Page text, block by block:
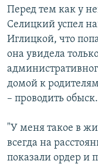
Перед тем как у
Селицкий успел
Иглицкой, что
она увидела
домой к
– проводить обыск.
"У меня такое в
всегда на
показали ордер и